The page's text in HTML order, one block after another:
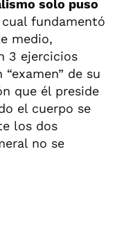
solo puso
fundamentó
medio,
3 ejercicios
de su
que él preside
el cuerpo se
los dos
no se